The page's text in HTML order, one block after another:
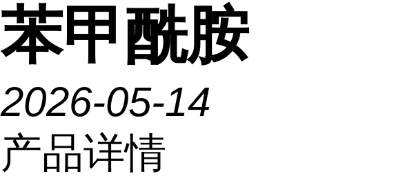
苯甲酰胺
2026-05-14
产品详情